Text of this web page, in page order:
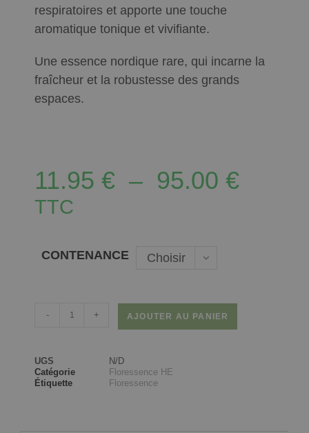
respiratoires et apporte une touche
aromatique tonique et vivifiante.
Une essence nordique rare, qui incarne la
fraîcheur et la robustesse des grands
espaces.
11.95 € – 95.00 €
TTC
CONTENANCE
Choisir
option
- + AJOUTER AU PANIER
UGS
N/D
Catégorie
Floressence HE
Étiquette
Floressence